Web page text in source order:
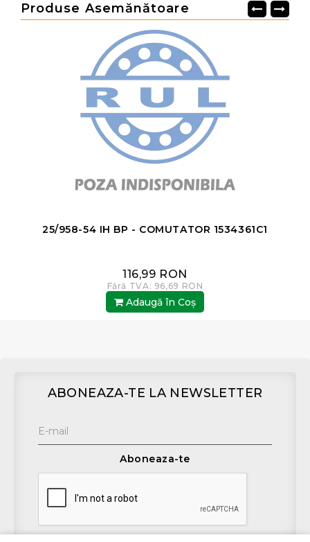
Produse Asemănătoare
25/958-54 IH BP - COMUTATOR 1534361C1
116,99 RON
Fără TVA: 96,69 RON
Adaugă în Coş
ABONEAZA-TE LA NEWSLETTER
Aboneaza-te